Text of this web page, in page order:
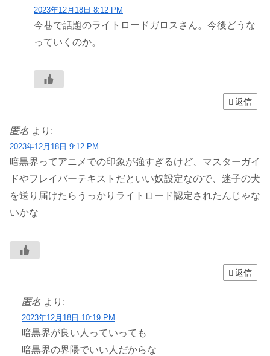
2023年12月18日 8:12 PM
今巷で話題のライトロードガロスさん。今後どうな
っていくのか。
返信
匿名 より:
2023年12月18日 9:12 PM
暗黒界ってアニメでの印象が強すぎるけど、マスターガイ
ドやフレイバーテキストだといい奴設定なので、迷子の犬
を送り届けたらうっかりライトロード認定されたんじゃな
いかな
返信
匿名 より:
2023年12月18日 10:19 PM
暗黒界が良い人っていっても
暗黒界の界隈でいい人だからな